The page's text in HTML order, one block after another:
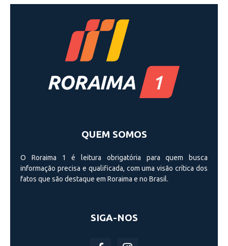
QUEM SOMOS
O Roraima 1 é leitura obrigatória para quem busca
informação precisa e qualificada, com uma visão crí­tica dos
fatos que são destaque em Roraima e no Brasil.
SIGA-NOS